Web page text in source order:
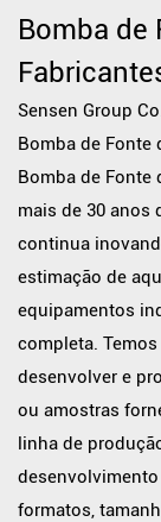
Bomba de
Sensen Group
Bomba de Fonte
Bomba de Fonte
mais de 30 anos
continua
estimação de
equipamentos
completa.
desenvolver e
ou amostras
linha de
formatos,